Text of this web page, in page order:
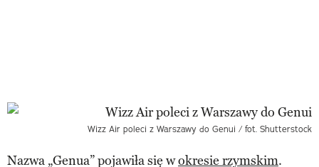
Wizz Air poleci z Warszawy do Genui / fot. Shutterstock
Nazwa „Genua” pojawiła się wokresie rzymskim.